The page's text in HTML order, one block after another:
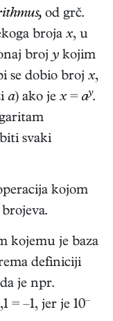
od grč.
broja x, u
brojy kojim
se dobio broj x,
a) ako je x = ay.
svaki
kojom
kojemu je baza
definiciji
je npr.
= –1, jer je 10–